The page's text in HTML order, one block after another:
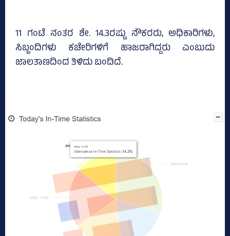
11 ಗಂಟೆ ನಂತರ ಶೇ. 14.3ರಷ್ಟು ನೌಕರರು, ಅಧಿಕಾರಿಗಳು,
ಸಿಬ್ಬಂದಿಗಳು ಕಚೇರಿಗಳಿಗೆ ಹಾಜರಾಗಿದ್ದರು ಎಂಬುದು
ಜಾಲತಾಣದಿಂದ ತಿಳಿದು ಬಂದಿದೆ.